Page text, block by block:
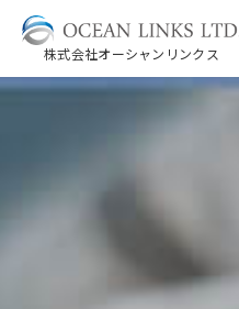
株式会社オーシャンリンクス